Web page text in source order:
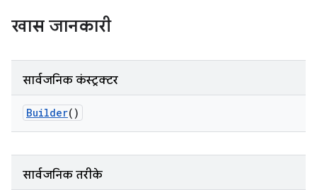
खास जानकारी
सार्वजनिक कंस्ट्रक्टर
Builder()
सार्वजनिक तरीके